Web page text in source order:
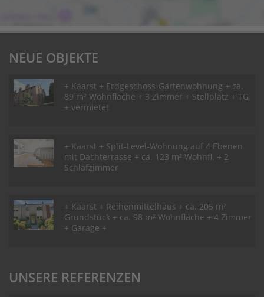
NEUE OBJEKTE
+ Kaarst + Erdgeschoss-Gartenwohnung + ca.
89 m² Wohnfläche + 3 Zimmer + Stellplatz + TG
+ vermietet
+ Kaarst + Split-Level-Wohnung auf 4 Ebenen
mit Dachterrasse + ca. 123 m² Wohnfl. + 2
Schlafzimmer
+ Kaarst + Reihenmittelhaus + ca. 205 m²
Grundstück + ca. 98 m² Wohnfläche + 4 Zimmer
+ Garage +
UNSERE REFERENZEN